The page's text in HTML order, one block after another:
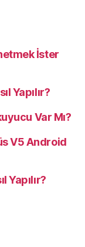
İster
Yapılır?
Var Mı?
V5 Android
Yapılır?